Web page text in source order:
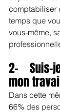
comptabiliser
temps que
vous-même,
2-    Suis-
mon
Dans cette
66% des